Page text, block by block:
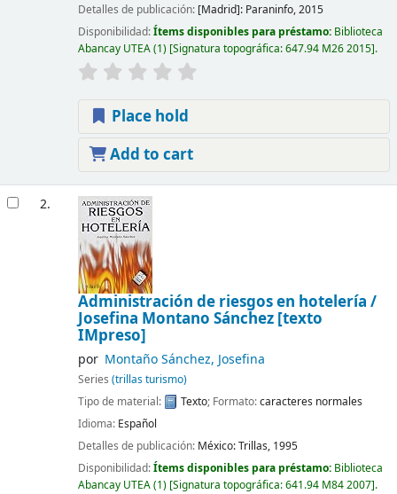
Detalles de publicación: [Madrid]: Paraninfo,2015
Disponibilidad:Ítems disponibles para préstamo: Biblioteca
Abancay UTEA(1) Signatura topográfica:647.94 M26 2015 .
Place hold
Add to cart
2.
Administración de riesgos en hotelería /
Josefina Montano Sánchez [texto
IMpreso]
por Montaño Sánchez, Josefina
Series (trillas turismo)
Tipo de material:
Texto; Formato:caracteres normales
Idioma: Español
Detalles de publicación: México:Trillas, 1995
Disponibilidad:Ítems disponibles para préstamo: Biblioteca
Abancay UTEA(1) Signatura topográfica:641.94 M84 2007 .